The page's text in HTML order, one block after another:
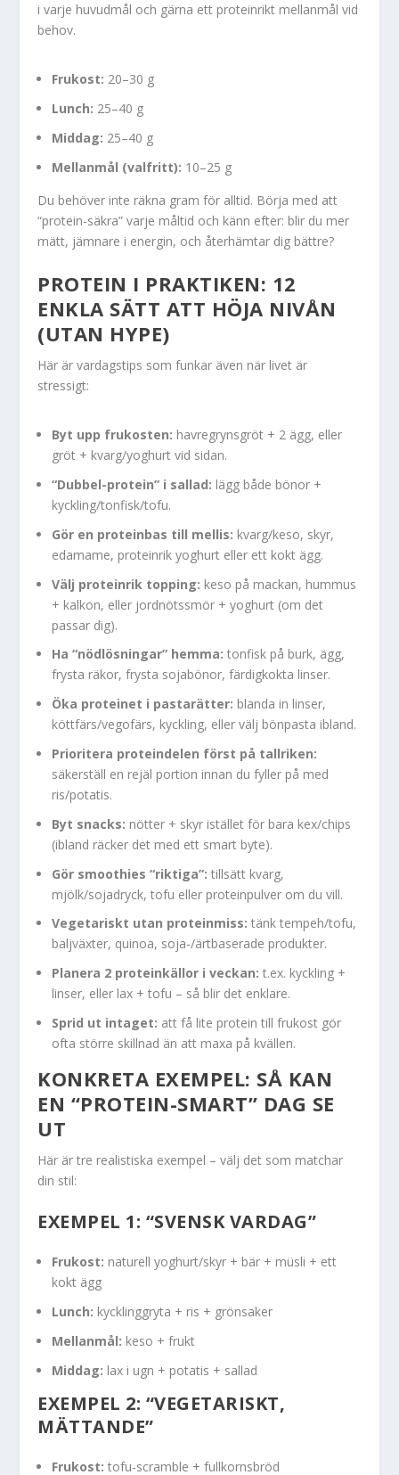
i varje huvudmål och gärna ett proteinrikt mellanmål vid
behov.
Frukost: 20–30 g
Lunch: 25–40 g
Middag: 25–40 g
Mellanmål (valfritt): 10–25 g
Du behöver inte räkna gram för alltid. Börja med att
“protein-säkra” varje måltid och känn efter: blir du mer
mätt, jämnare i energin, och återhämtar dig bättre?
PROTEIN I PRAKTIKEN: 12
ENKLA SÄTT ATT HÖJA NIVÅN
(UTAN HYPE)
Här är vardagstips som funkar även när livet är
stressigt:
Byt upp frukosten: havregrynsgröt + 2 ägg, eller
gröt + kvarg/yoghurt vid sidan.
“Dubbel-protein” i sallad: lägg både bönor +
kyckling/tonfisk/tofu.
Gör en proteinbas till mellis: kvarg/keso, skyr,
edamame, proteinrik yoghurt eller ett kokt ägg.
Välj proteinrik topping: keso på mackan, hummus
+ kalkon, eller jordnötssmör + yoghurt (om det
passar dig).
Ha “nödlösningar” hemma: tonfisk på burk, ägg,
frysta räkor, frysta sojabönor, färdigkokta linser.
Öka proteinet i pastarätter: blanda in linser,
köttfärs/vegofärs, kyckling, eller välj bönpasta ibland.
Prioritera proteindelen först på tallriken:
säkerställ en rejäl portion innan du fyller på med
ris/potatis.
Byt snacks: nötter + skyr istället för bara kex/chips
(ibland räcker det med ett smart byte).
Gör smoothies “riktiga”: tillsätt kvarg,
mjölk/sojadryck, tofu eller proteinpulver om du vill.
Vegetariskt utan proteinmiss: tänk tempeh/tofu,
baljväxter, quinoa, soja-/ärtbaserade produkter.
Planera 2 proteinkällor i veckan: t.ex. kyckling +
linser, eller lax + tofu – så blir det enklare.
Sprid ut intaget: att få lite protein till frukost gör
ofta större skillnad än att maxa på kvällen.
KONKRETA EXEMPEL: SÅ KAN
EN “PROTEIN-SMART” DAG SE
UT
Här är tre realistiska exempel – välj det som matchar
din stil:
EXEMPEL 1: “SVENSK VARDAG”
Frukost: naturell yoghurt/skyr + bär + müsli + ett
kokt ägg
Lunch: kycklinggryta + ris + grönsaker
Mellanmål: keso + frukt
Middag: lax i ugn + potatis + sallad
EXEMPEL 2: “VEGETARISKT,
MÄTTANDE”
Frukost: tofu-scramble + fullkornsbröd